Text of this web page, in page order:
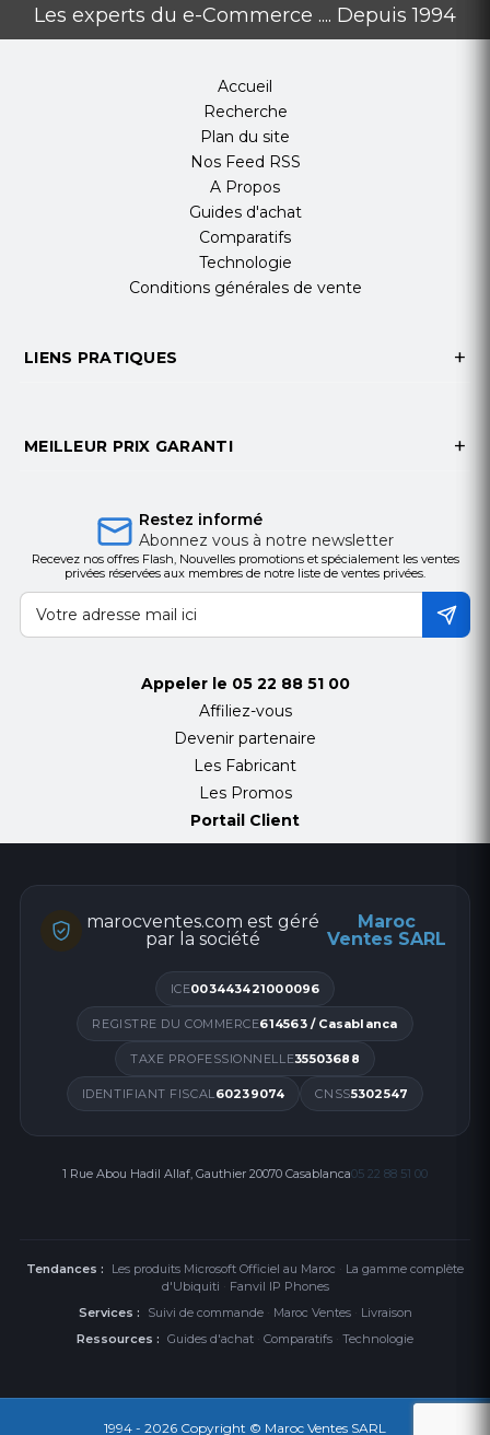
Les experts du e-Commerce .... Depuis 1994
Accueil
Recherche
Plan du site
Nos Feed RSS
A Propos
Guides d'achat
Comparatifs
Technologie
Conditions générales de vente
LIENS PRATIQUES
MEILLEUR PRIX GARANTI
Restez informé
Abonnez vous à notre newsletter
Recevez nos offres Flash, Nouvelles promotions et spécialement les ventes
privées réservées aux membres de notre liste de ventes privées.
Appeler le 05 22 88 51 00
Affiliez-vous
Devenir partenaire
Les Fabricant
Les Promos
Portail Client
marocventes.com est géré
par la société
Maroc
Ventes SARL
ICE003443421000096
REGISTRE DU COMMERCE614563 / Casablanca
TAXE PROFESSIONNELLE35503688
IDENTIFIANT FISCAL60239074 CNSS5302547
1 Rue Abou Hadil Allaf, Gauthier 20070 Casablanca05 22 88 51 00
Tendances : Les produits Microsoft Officiel au Maroc · La gamme complète
d'Ubiquiti · Fanvil IP Phones
Services :
Suivi de commande· Maroc Ventes· Livraison
Ressources : Guides d'achat · Comparatifs · Technologie
1994 - 2026 Copyright © Maroc Ventes SARL